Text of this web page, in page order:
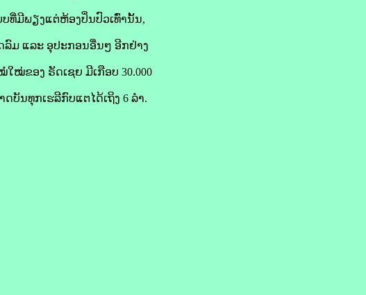
ທີ່ມີພຽງແຕ່ຫ້ອງປິ່ນປົວເທົ່ານັ້ນ,
ລົມ ແລະ ອຸປະກອນອື່ນໆ ອີກຢ່າງ
ໝ່ຂອງ ຣັດເຊຍ ມີເກືອບ 30.000
ບັນທຸກເຮລີກົບແຕໄດ້ເຖິງ 6 ລຳ.